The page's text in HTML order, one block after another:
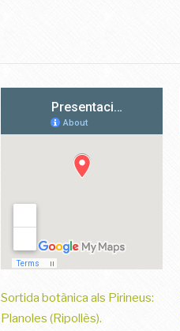
Sortida botànica als Pirineus:
Planoles (Ripollès).